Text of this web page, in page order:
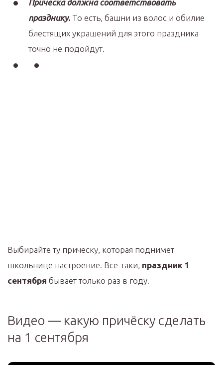
Прическа должна соответствовать
празднику. То есть, башни из волос и обилие
блестящих украшений для этого праздника
точно не подойдут.
Выбирайте ту прическу, которая поднимет
школьнице настроение. Все-таки, праздник 1
сентября бывает только раз в году.
Видео — какую причёску сделать
на 1 сентября